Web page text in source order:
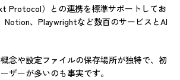
Protocol）との連携を標準サポートしてお
Notion、Playwrightなど数百のサービスとAI
念や設定ファイルの保存場所が独特で、初
ザーが多いのも事実です。